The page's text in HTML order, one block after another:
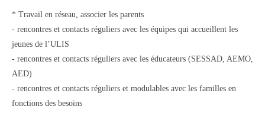
* Travail en réseau, associer les parents
- rencontres et contacts réguliers avec les équipes qui accueillent les
jeunes de l’ULIS
- rencontres et contacts réguliers avec les éducateurs (SESSAD, AEMO,
AED)
- rencontres et contacts réguliers et modulables avec les familles en
fonctions des besoins